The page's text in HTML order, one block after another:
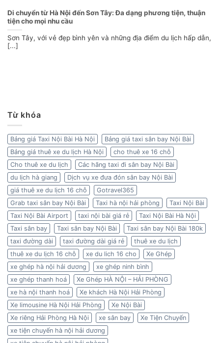
Di chuyển từ Hà Nội đến Sơn Tây: Đa dạng phương tiện, thuận
tiện cho mọi nhu cầu
Sơn Tây, với vẻ đẹp bình yên và những địa điểm du lịch hấp dẫn,
[...]
Từ khóa
Bảng giá Taxi Nội Bài Hà Nội
Bảng giá taxi sân bay Nội Bài
Bảng giá thuê xe du lịch Hà Nội
cho thuê xe 16 chỗ
Cho thuê xe du lịch
Các hãng taxi đi sân bay Nội Bài
du lịch hà giang
Dịch vụ xe đưa đón sân bay Nội Bài
giá thuê xe du lịch 16 chỗ
Gotravel365
Grab taxi sân bay Nội Bài
Taxi hà nội hải phòng
Taxi Nội Bài
Taxi Nội Bài Airport
taxi nội bài giá rẻ
Taxi Nội Bài Hà Nội
Taxi sân bay
Taxi sân bay Nội Bài
Taxi sân bay Nội Bài 180k
taxi đường dài
taxi đường dài giá rẻ
thuê xe du lịch
thuê xe du lịch 16 chỗ
xe du lich 16 cho
Xe Ghép
xe ghép hà nội hải dương
xe ghép ninh bình
xe ghép thanh hoá
Xe Ghép HÀ NỘI – HẢI PHÒNG
xe hà nội thanh hoá
Xe khách Hà Nội Hải Phòng
Xe limousine Hà Nội Hải Phòng
Xe Nội Bài
Xe riêng Hải Phòng Hà Nội
xe sân bay
Xe Tiện Chuyến
xe tiện chuyến hà nội hải dương